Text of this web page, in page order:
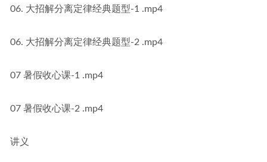
06. 大招解分离定律经典题型-1 .mp4
06. 大招解分离定律经典题型-2 .mp4
07 暑假收心课-1 .mp4
07 暑假收心课-2 .mp4
讲义